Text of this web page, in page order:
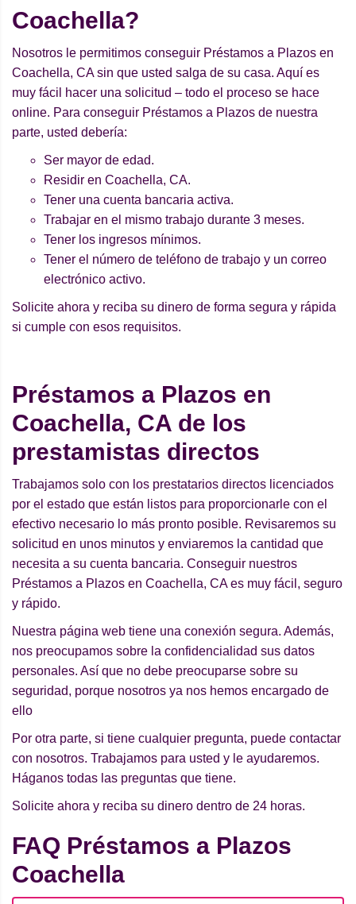
Coachella?
Nosotros le permitimos conseguir Préstamos a Plazos en
Coachella, CA sin que usted salga de su casa. Aquí es
muy fácil hacer una solicitud – todo el proceso se hace
online. Para conseguir Préstamos a Plazos de nuestra
parte, usted debería:
Ser mayor de edad.
Residir en Coachella, CA.
Tener una cuenta bancaria activa.
Trabajar en el mismo trabajo durante 3 meses.
Tener los ingresos mínimos.
Tener el número de teléfono de trabajo y un correo
electrónico activo.
Solicite ahora y reciba su dinero de forma segura y rápida
si cumple con esos requisitos.
Préstamos a Plazos en
Coachella, CA de los
prestamistas directos
Trabajamos solo con los prestatarios directos licenciados
por el estado que están listos para proporcionarle con el
efectivo necesario lo más pronto posible. Revisaremos su
solicitud en unos minutos y enviaremos la cantidad que
necesita a su cuenta bancaria. Conseguir nuestros
Préstamos a Plazos en Coachella, CA es muy fácil, seguro
y rápido.
Nuestra página web tiene una conexión segura. Además,
nos preocupamos sobre la confidencialidad sus datos
personales. Así que no debe preocuparse sobre su
seguridad, porque nosotros ya nos hemos encargado de
ello
Por otra parte, si tiene cualquier pregunta, puede contactar
con nosotros. Trabajamos para usted y le ayudaremos.
Háganos todas las preguntas que tiene.
Solicite ahora y reciba su dinero dentro de 24 horas.
FAQ Préstamos a Plazos
Coachella